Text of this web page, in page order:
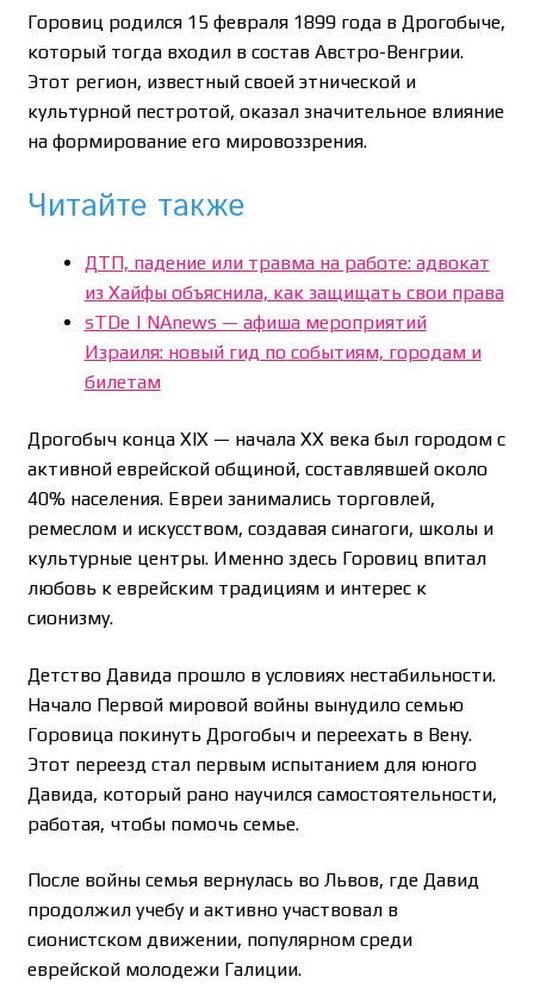
Страница-меню-2
Горовиц родился 15 февраля 1899 года в Дрогобыче,
который тогда входил в состав Австро-Венгрии.
Этот регион, известный своей этнической и
культурной пестротой, оказал значительное влияние
на формирование его мировоззрения.
Читайте также
ДТП, падение или травма на работе: адвокат
из Хайфы объяснила, как защищать свои права
sTDe | NAnews — афиша мероприятий
Израиля: новый гид по событиям, городам и
билетам
Дрогобыч конца XIX — начала XX века был городом с
активной еврейской общиной, составлявшей около
40% населения. Евреи занимались торговлей,
ремеслом и искусством, создавая синагоги, школы и
культурные центры. Именно здесь Горовиц впитал
любовь к еврейским традициям и интерес к
сионизму.
Детство Давида прошло в условиях нестабильности.
Начало Первой мировой войны вынудило семью
Горовица покинуть Дрогобыч и переехать в Вену.
Этот переезд стал первым испытанием для юного
Давида, который рано научился самостоятельности,
работая, чтобы помочь семье.
После войны семья вернулась во Львов, где Давид
продолжил учебу и активно участвовал в
сионистском движении, популярном среди
еврейской молодежи Галиции.